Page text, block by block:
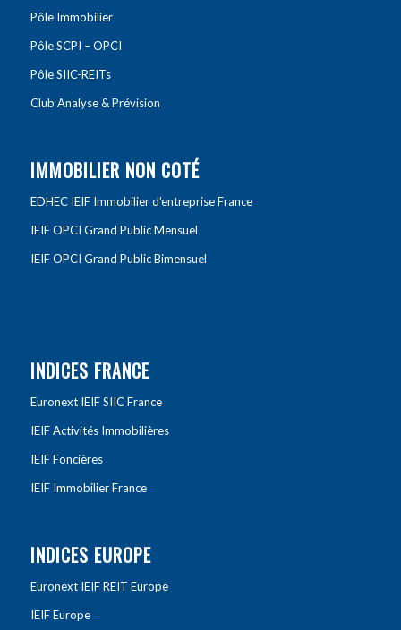
Pôle Immobilier
Pôle SCPI – OPCI
Pôle SIIC-REITs
Club Analyse & Prévision
IMMOBILIER NON COTÉ
EDHEC IEIF Immobilier d’entreprise France
IEIF OPCI Grand Public Mensuel
IEIF OPCI Grand Public Bimensuel
INDICES FRANCE
Euronext IEIF SIIC France
IEIF Activités Immobilières
IEIF Foncières
IEIF Immobilier France
INDICES EUROPE
Euronext IEIF REIT Europe
IEIF Europe